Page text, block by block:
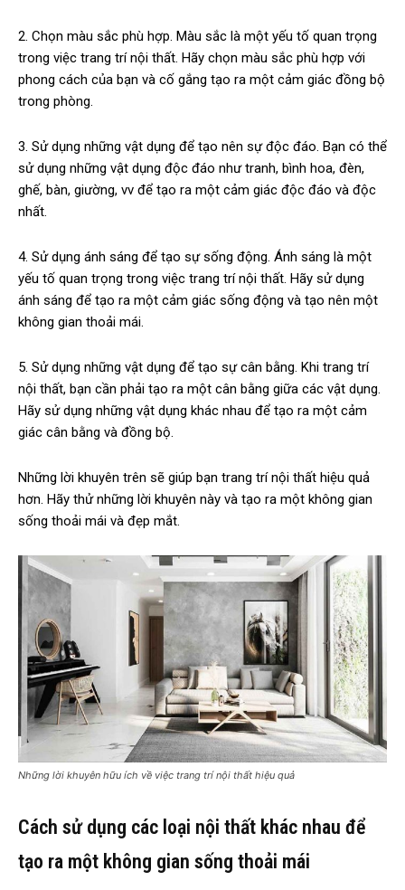
2. Chọn màu sắc phù hợp. Màu sắc là một yếu tố quan trọng
trong việc trang trí nội thất. Hãy chọn màu sắc phù hợp với
phong cách của bạn và cố gắng tạo ra một cảm giác đồng bộ
trong phòng.
3. Sử dụng những vật dụng để tạo nên sự độc đáo. Bạn có thể
sử dụng những vật dụng độc đáo như tranh, bình hoa, đèn,
ghế, bàn, giường, vv để tạo ra một cảm giác độc đáo và độc
nhất.
4. Sử dụng ánh sáng để tạo sự sống động. Ánh sáng là một
yếu tố quan trọng trong việc trang trí nội thất. Hãy sử dụng
ánh sáng để tạo ra một cảm giác sống động và tạo nên một
không gian thoải mái.
5. Sử dụng những vật dụng để tạo sự cân bằng. Khi trang trí
nội thất, bạn cần phải tạo ra một cân bằng giữa các vật dụng.
Hãy sử dụng những vật dụng khác nhau để tạo ra một cảm
giác cân bằng và đồng bộ.
Những lời khuyên trên sẽ giúp bạn trang trí nội thất hiệu quả
hơn. Hãy thử những lời khuyên này và tạo ra một không gian
sống thoải mái và đẹp mắt.
Những lời khuyên hữu ích về việc trang trí nội thất hiệu quả
Cách sử dụng các loại nội thất khác nhau để
tạo ra một không gian sống thoải mái